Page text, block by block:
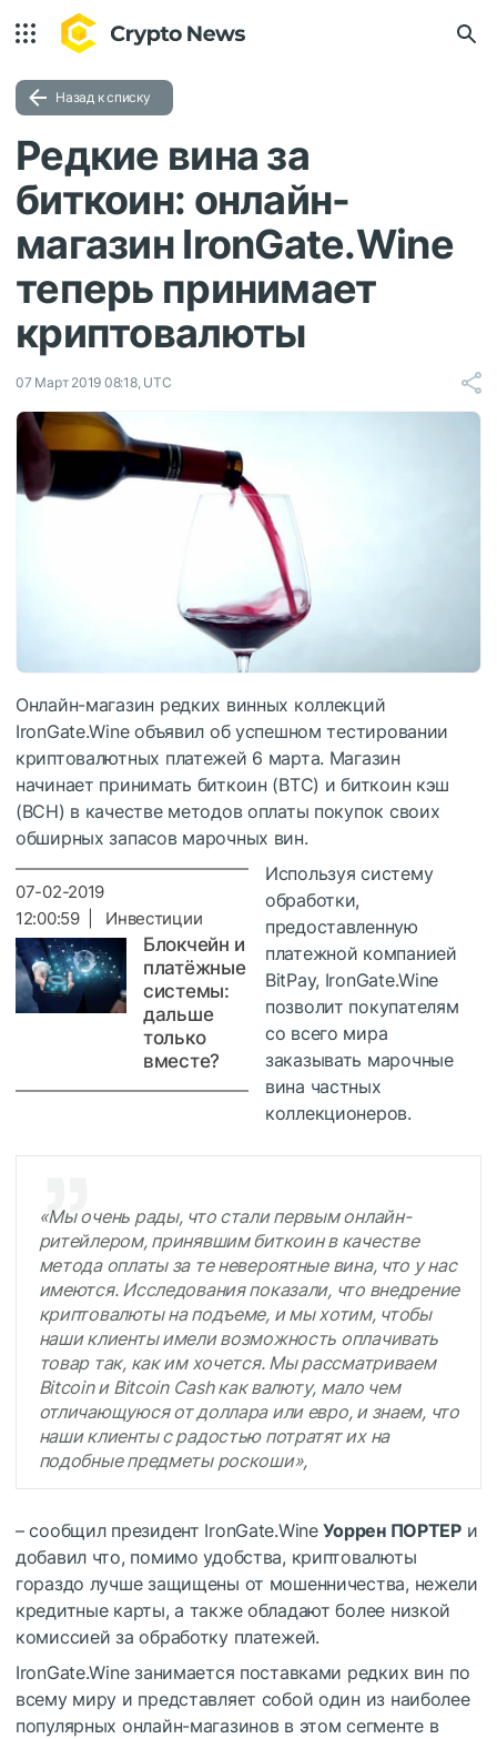
Назад к списку
Редкие вина за
биткоин: онлайн-
магазин IronGate.Wine
теперь принимает
криптовалюты
07 Март 2019 08:18, UTC
Онлайн-магазин редких винных коллекций
IronGate.Wine объявил об успешном тестировании
криптовалютных платежей 6 марта. Магазин
начинает принимать биткоин (BTC) и биткоин кэш
(BCH) в качестве методов оплаты покупок своих
обширных запасов марочных вин.
07-02-2019
12:00:59 | Инвестиции
Блокчейн и
платёжные
системы:
дальше
только
вместе?
Используя систему
обработки,
предоставленную
платежной компанией
BitPay, IronGate.Wine
позволит покупателям
со всего мира
заказывать марочные
вина частных
коллекционеров.
«Мы очень рады, что стали первым онлайн-
ритейлером, принявшим биткоин в качестве
метода оплаты за те невероятные вина, что у нас
имеются. Исследования показали, что внедрение
криптовалюты на подъеме, и мы хотим, чтобы
наши клиенты имели возможность оплачивать
товар так, как им хочется. Мы рассматриваем
Bitcoin и Bitcoin Cash как валюту, мало чем
отличающуюся от доллара или евро, и знаем, что
наши клиенты с радостью потратят их на
подобные предметы роскоши»,
– сообщил президент IronGate.WineУоррен ПОРТЕРи
добавил что, помимо удобства, криптовалюты
гораздо лучше защищены от мошенничества, нежели
кредитные карты, а также обладают более низкой
комиссией за обработку платежей.
IronGate.Wine занимается поставками редких вин по
всему миру и представляет собой один из наиболее
популярных онлайн-магазинов в этом сегменте в